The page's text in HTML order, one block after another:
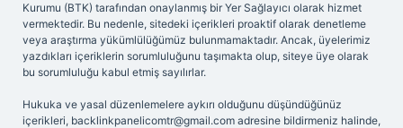
Kurumu (BTK) tarafından onaylanmış bir Yer Sağlayıcı olarak hizmet
vermektedir. Bu nedenle, sitedeki içerikleri proaktif olarak denetleme
veya araştırma yükümlülüğümüz bulunmamaktadır. Ancak, üyelerimiz
yazdıkları içeriklerin sorumluluğunu taşımakta olup, siteye üye olarak
bu sorumluluğu kabul etmiş sayılırlar.
Hukuka ve yasal düzenlemelere aykırı olduğunu düşündüğünüz
içerikleri, backlinkpanelicomtr@gmail.com adresine bildirmeniz halinde,